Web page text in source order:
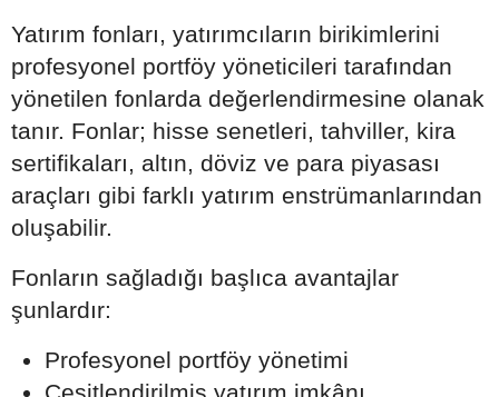
Yatırım fonları, yatırımcıların birikimlerini
profesyonel portföy yöneticileri tarafından
yönetilen fonlarda değerlendirmesine olanak
tanır. Fonlar; hisse senetleri, tahviller, kira
sertifikaları, altın, döviz ve para piyasası
araçları gibi farklı yatırım enstrümanlarından
oluşabilir.
Fonların sağladığı başlıca avantajlar
şunlardır:
Profesyonel portföy yönetimi
Çeşitlendirilmiş yatırım imkânı